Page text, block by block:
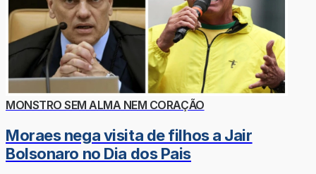
MONSTRO SEM ALMA NEM CORAÇÃO
Moraes nega visita de filhos a Jair
Bolsonaro no Dia dos Pais